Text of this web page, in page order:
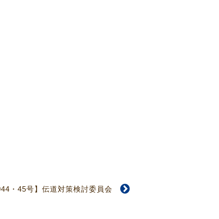
・45号】伝道対策検討委員会